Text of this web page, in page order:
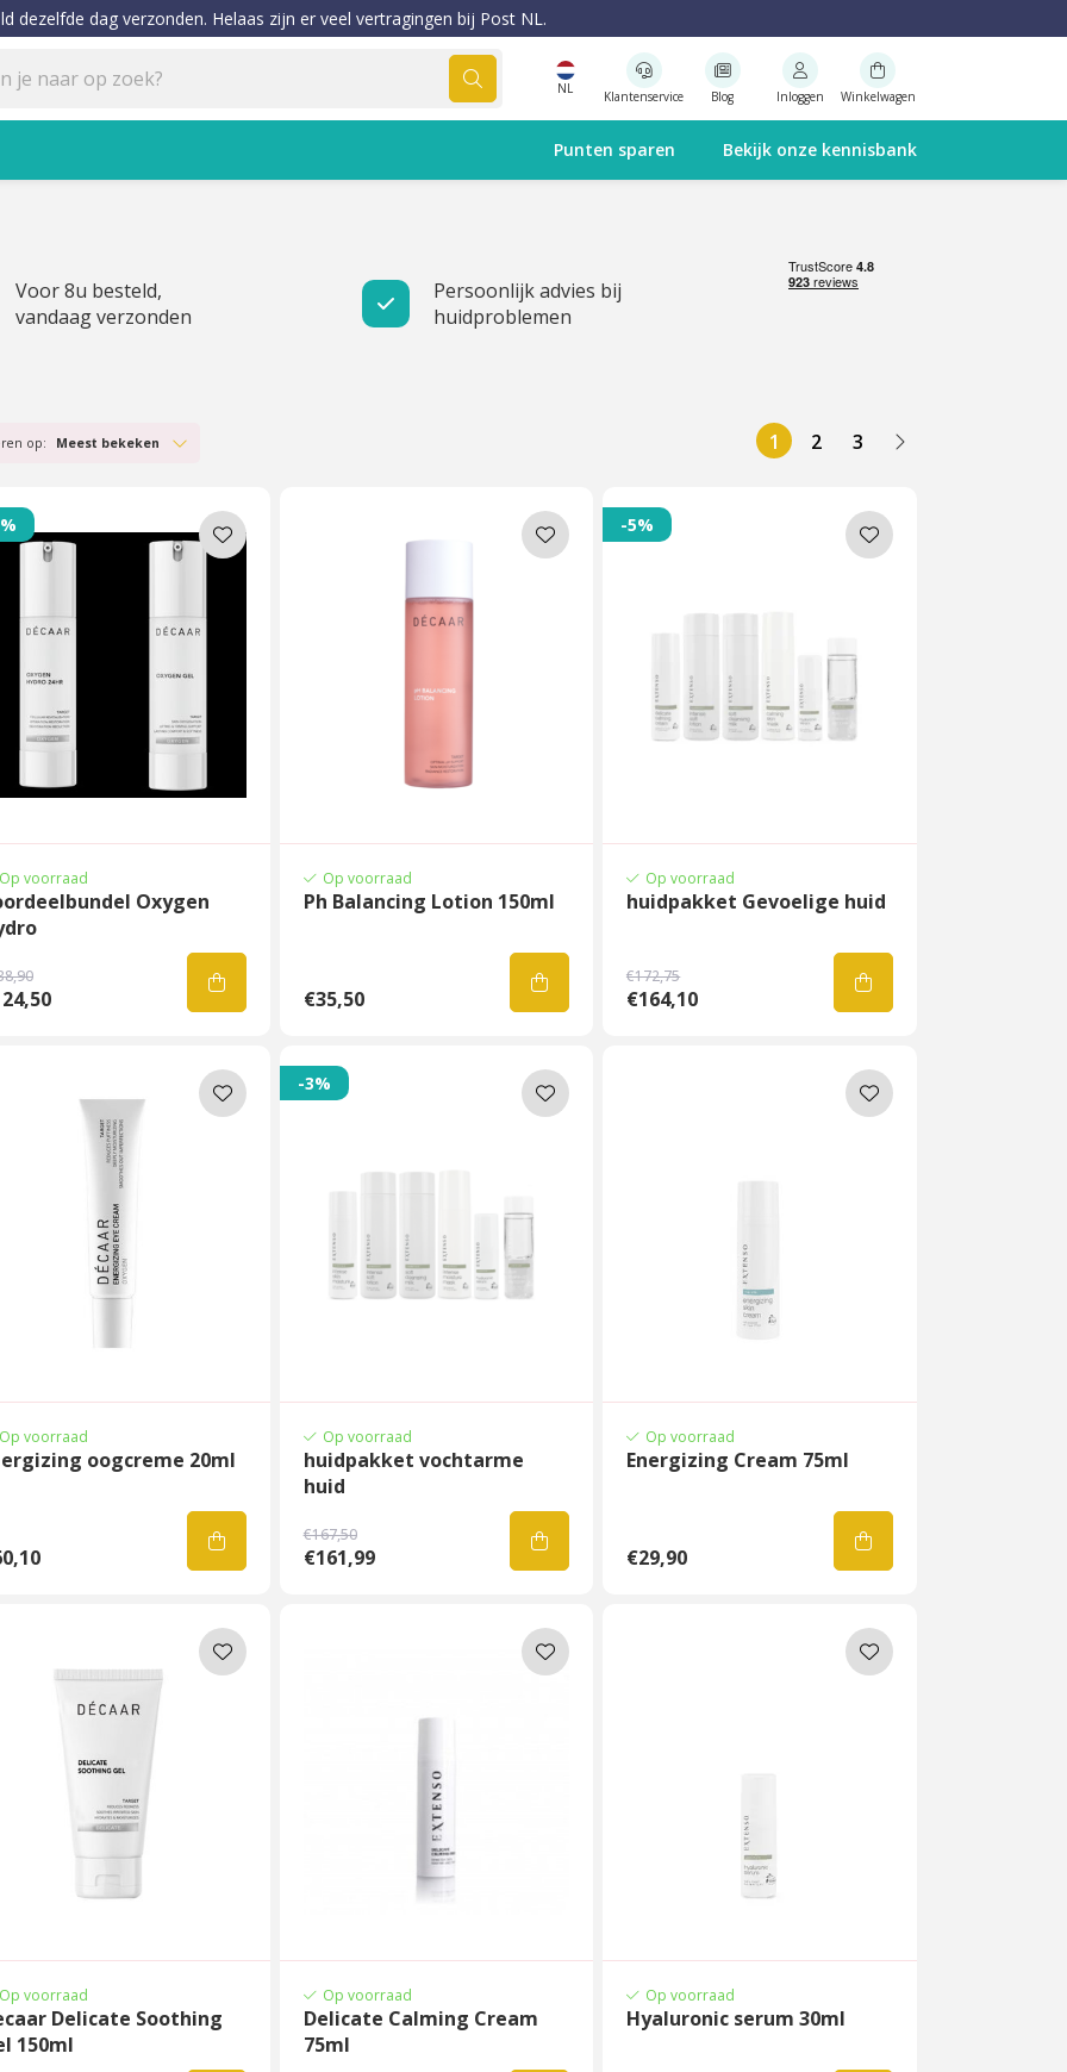
dezelfde dag verzonden. Helaas zijn er veel vertragingen bij Post NL.
NL Klantenservice Blog Inloggen Winkelwagen
Punten sparen Bekijk onze kennisbank
Voor 8u besteld,
vandaag verzonden
Persoonlijk advies bij
huidproblemen
op: Meest bekeken 1 2 3
Op voorraad
Oxygen
Op voorraad
Ph Balancing Lotion 150ml
€35,50
-5%
Op voorraad
huidpakket Gevoelige huid
€172,75
€164,10
Op voorraad
oogcreme 20ml
-3%
Op voorraad
huidpakket vochtarme
huid
€167,50
€161,99
Op voorraad
Energizing Cream 75ml
€29,90
Op voorraad
Delicate Soothing
150ml
Op voorraad
Delicate Calming Cream
75ml
Op voorraad
Hyaluronic serum 30ml